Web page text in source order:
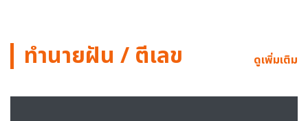
ทำนายฝัน / ตีเลข ดูเพิ่มเติม